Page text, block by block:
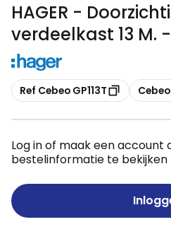
HAGER -
verdeelkast 13 M. -
Kopiëren
Ref Cebeo GP113T Kopiëren
Log in of maak een account
bestelinformatie te bekijken